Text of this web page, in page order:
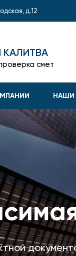
д.12
КАЛИТВА
смет
НАШИ